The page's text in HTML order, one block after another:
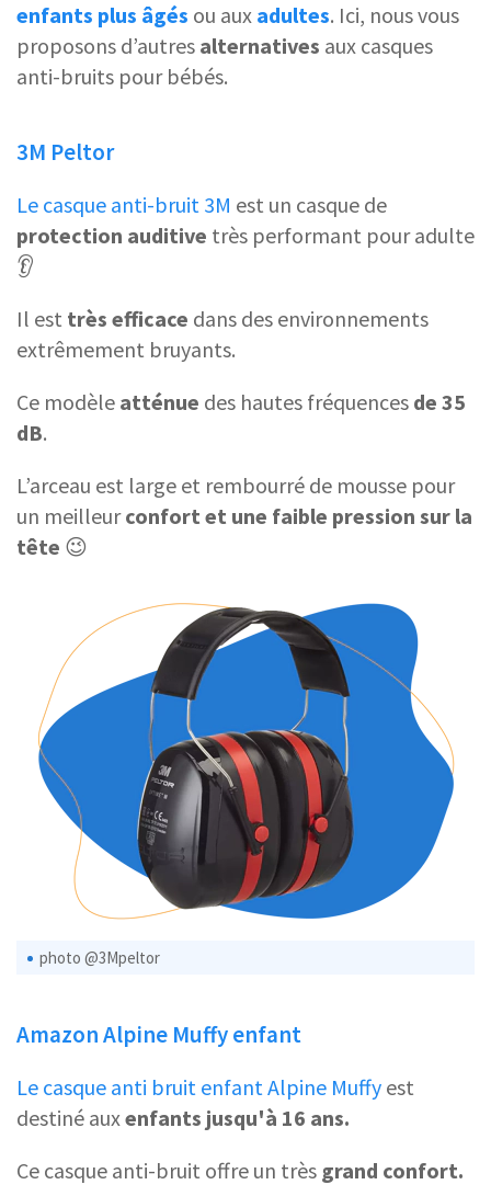
enfants plus âgés ou aux adultes. Ici, nous vous
proposons d’autres alternatives aux casques
anti-bruits pour bébés.
3M Peltor
Le casque anti-bruit 3M est un casque de
protection auditive très performant pour adulte
👂
Il est très efficace dans des environnements
extrêmement bruyants.
Ce modèle atténue des hautes fréquences de 35
dB.
L’arceau est large et rembourré de mousse pour
un meilleurconfort et une faible pression sur la
tête 😉
photo @3Mpeltor
Amazon Alpine Muffy enfant
Le casque anti bruit enfantAlpine Muffy est
destiné auxenfants jusqu'à 16 ans.
Ce casque anti-bruit offre un très grand confort.